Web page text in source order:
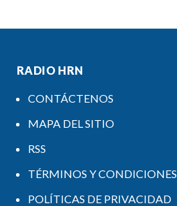
RADIO HRN
CONTÁCTENOS
MAPA DEL SITIO
RSS
TÉRMINOS Y CONDICIONES
POLÍTICAS DE PRIVACIDAD